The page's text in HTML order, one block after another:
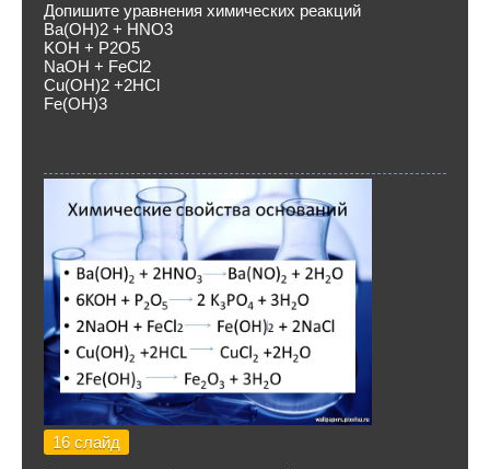
Допишите уравнения химических реакций
Ba(OH)2 + HNO3
KOH + P2O5
NaOH + FeCl2
Cu(OH)2 +2HCl
Fe(OH)3
16 слайд